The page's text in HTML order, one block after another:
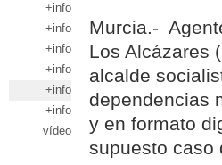
+info
+info
+info
+info
+info
+info
vídeo
Murcia.-
Los Alcázares
alcalde
dependencias
y en formato
supuesto caso